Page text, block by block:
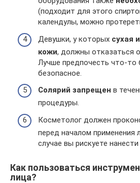
(подходит для этого
календулы, можно
Девушки, у которых сухая
кожи, должны отказаться
Лучше предпочесть что-то
безопасное.
Солярий запрещен в
процедуры.
Косметолог должен
перед началом применения
случае вы рискуете
Как пользоваться
лица?